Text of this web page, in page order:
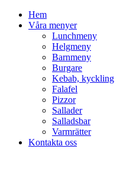
Hem
Våra menyer
Lunchmeny
Helgmeny
Barnmeny
Burgare
Kebab, kyckling
Falafel
Pizzor
Sallader
Salladsbar
Varmrätter
Kontakta oss